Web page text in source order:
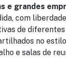
e grandes
com
de diferentes
no
e salas de